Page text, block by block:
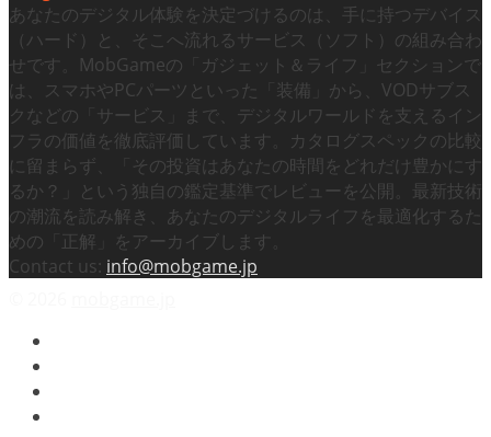
あなたのデジタル体験を決定づけるのは、手に持つデバイス
（ハード）と、そこへ流れるサービス（ソフト）の組み合わ
せです。MobGameの「ガジェット＆ライフ」セクションで
は、スマホやPCパーツといった「装備」から、VODサブス
クなどの「サービス」まで、デジタルワールドを支えるイン
フラの価値を徹底評価しています。カタログスペックの比較
に留まらず、「その投資はあなたの時間をどれだけ豊かにす
るか？」という独自の鑑定基準でレビューを公開。最新技術
の潮流を読み解き、あなたのデジタルライフを最適化するた
めの「正解」をアーカイブします。
Contact us: info@mobgame.jp